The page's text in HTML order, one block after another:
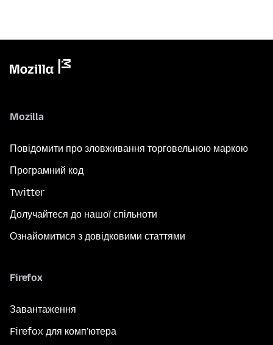
Mozilla
Повідомити про зловживання торговельною маркою
Програмний код
Twitter
Долучайтеся до нашої спільноти
Ознайомитися з довідковими статтями
Firefox
Завантаження
Firefox для комп'ютера